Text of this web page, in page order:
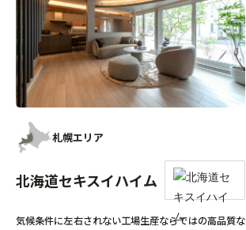
札幌エリア
北海道セキスイハイム
気候条件に左右されない工場生産ならではの高品質な